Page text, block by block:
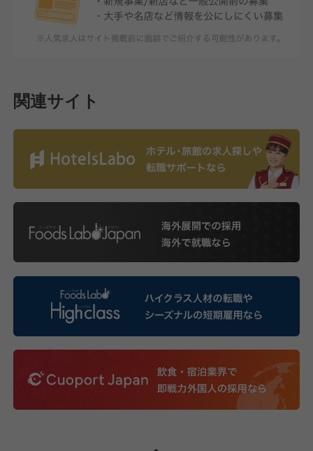
関連サイト